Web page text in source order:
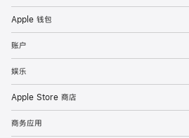
Apple 钱包
账户
娱乐
Apple Store 商店
商务应用